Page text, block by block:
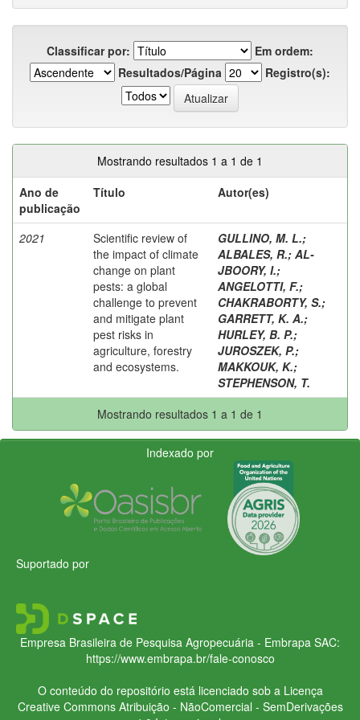
Classificar por:
Em ordem:
Resultados/Página
Registro(s):
Mostrando resultados 1 a 1 de 1
Ano de
publicação
Título Autor(es)
2021
Scientific review of
the impact of climate
change on plant
pests: a global
challenge to prevent
and mitigate plant
pest risks in
agriculture, forestry
and ecosystems.
GULLINO, M. L.;
ALBALES, R.; AL-
JBOORY, I.;
ANGELOTTI, F.;
CHAKRABORTY, S.;
GARRETT, K. A.;
HURLEY, B. P.;
JUROSZEK, P.;
MAKKOUK, K.;
STEPHENSON, T.
Mostrando resultados 1 a 1 de 1
Indexado por
Suportado por
Empresa Brasileira de Pesquisa Agropecuária - Embrapa SAC:
https://www.embrapa.br/fale-conosco
O conteúdo do repositório está licenciado sob a Licença
Creative CommonsAtribuição - NãoComercial - SemDerivações